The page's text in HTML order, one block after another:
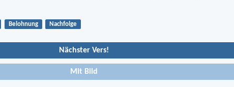
Belohnung Nachfolge
Nächster Vers!
Mit Bild